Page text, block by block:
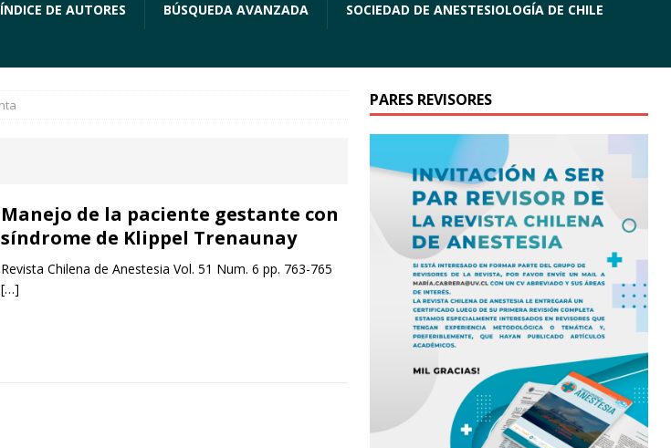
ÍNDICE DE AUTORES BÚSQUEDA AVANZADA SOCIEDAD DE ANESTESIOLOGÍA DE CHILE
Manejo de la paciente gestante con
síndrome de Klippel Trenaunay
Revista Chilena de Anestesia Vol. 51 Num. 6 pp. 763-765
[…]
PARES REVISORES